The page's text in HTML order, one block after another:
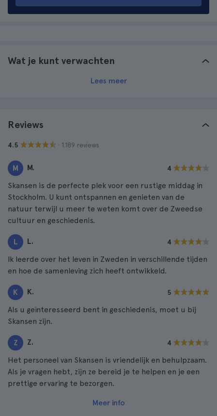
Wat je kunt verwachten
Lees meer
Reviews
4.5 · 1.189 reviews
M M. 4
Skansen is de perfecte plek voor een rustige middag in
Stockholm. U kunt ontspannen en genieten van de
natuur terwijl u meer te weten komt over de Zweedse
cultuur en geschiedenis.
L L. 4
Ik leerde over het leven in Zweden in verschillende tijden
en hoe de samenleving zich heeft ontwikkeld.
K K. 5
Als u geïnteresseerd bent in geschiedenis, moet u bij
Skansen zijn.
Z Z. 4
Het personeel van Skansen is vriendelijk en behulpzaam.
Als je vragen hebt, zijn ze bereid je te helpen en je een
prettige ervaring te bezorgen.
Meer info